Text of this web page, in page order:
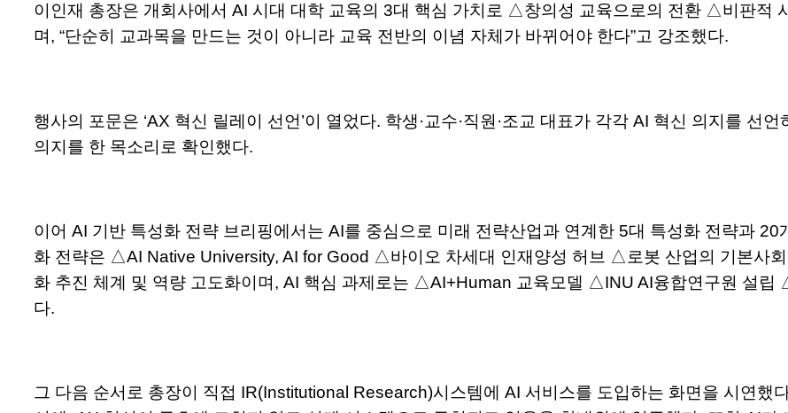
이인재 총장은 개회사에서 AI 시대 대학 교육의 3대 핵심 가치로 △창의성 교육으로의 전환 △비판적
며, “단순히 교과목을 만드는 것이 아니라 교육 전반의 이념 자체가 바뀌어야 한다”고 강조했다.
행사의 포문은 ‘AX 혁신 릴레이 선언’이 열었다. 학생·교수·직원·조교 대표가 각각 AI 혁신 의지를 선
의지를 한 목소리로 확인했다.
이어 AI 기반 특성화 전략 브리핑에서는 AI를 중심으로 미래 전략산업과 연계한 5대 특성화 전략과
화 전략은 △AI Native University, AI for Good △바이오 차세대 인재양성 허브 △로봇 산업의 기본사
화 추진 체계 및 역량 고도화이며, AI 핵심 과제로는 △AI+Human 교육모델 △INU AI융합연구원 설립
다.
그 다음 순서로 총장이 직접 IR(Institutional Research)시스템에 AI 서비스를 도입하는 화면을 시연했